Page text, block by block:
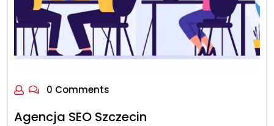
0 Comments
Agencja SEO Szczecin